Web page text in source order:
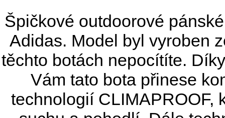
Špičkové outdoorové
Adidas. Model byl vyroben
těchto botách nepocítíte.
Vám tato bota přinese
technologií CLIMAPROOF,